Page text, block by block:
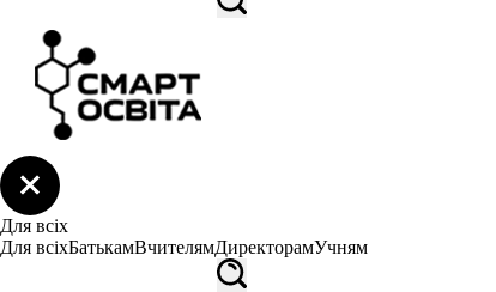
Для всіх
Для всіхБатькамВчителямДиректорамУчням